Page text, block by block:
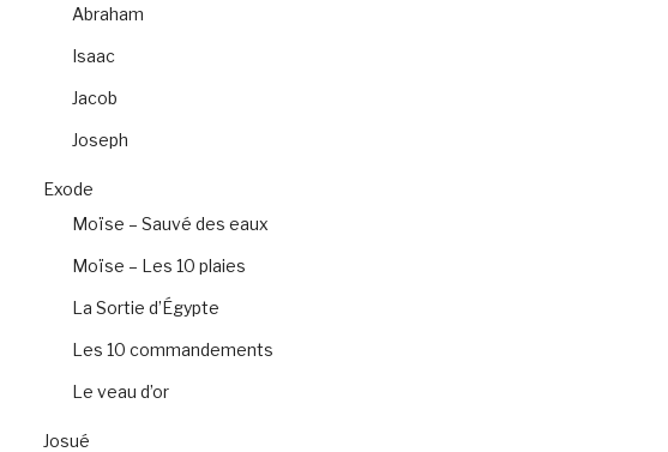
Abraham
Isaac
Jacob
Joseph
Exode
Moïse – Sauvé des eaux
Moïse – Les 10 plaies
La Sortie d’Égypte
Les 10 commandements
Le veau d’or
Josué